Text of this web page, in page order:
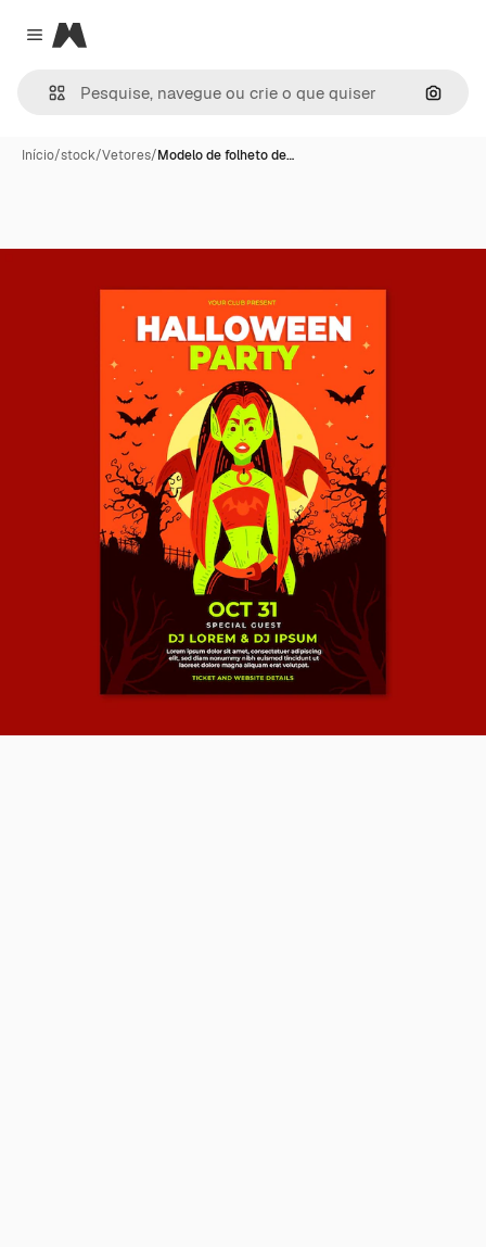
Close menu
Magnific
Início/stock/Vetores/Modelo de folheto de…